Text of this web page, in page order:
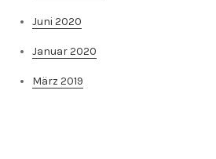
Juni 2020
Januar 2020
März 2019